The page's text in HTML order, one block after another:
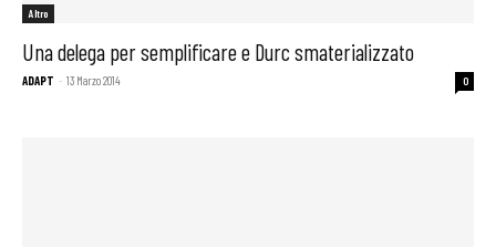
Altro
Una delega per semplificare e Durc smaterializzato
ADAPT - 13 Marzo 2014 0